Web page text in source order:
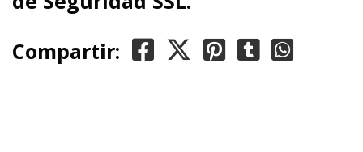
Compartir: